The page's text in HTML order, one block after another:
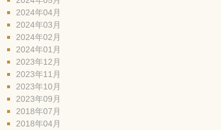
2024年04月
2024年03月
2024年02月
2024年01月
2023年12月
2023年11月
2023年10月
2023年09月
2018年07月
2018年04月